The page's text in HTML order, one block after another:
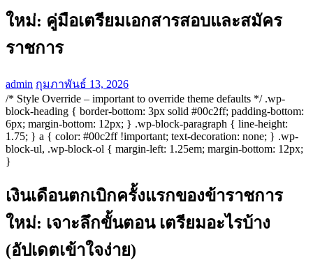
ใหม่: คู่มือเตรียมเอกสารสอบและสมัคร
ราชการ
admin กุมภาพันธ์ 13, 2026
/* Style Override – important to override theme defaults */ .wp-
block-heading { border-bottom: 3px solid #00c2ff; padding-bottom:
6px; margin-bottom: 12px; } .wp-block-paragraph { line-height:
1.75; } a { color: #00c2ff !important; text-decoration: none; } .wp-
block-ul, .wp-block-ol { margin-left: 1.25em; margin-bottom: 12px;
}
เงินเดือนตกเบิกครั้งแรกของข้าราชการ
ใหม่: เจาะลึกขั้นตอน เตรียมอะไรบ้าง
(อัปเดตเข้าใจง่าย)